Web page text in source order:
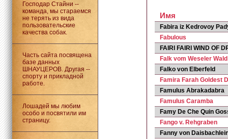
Господар Стайни --
команда, мы стараемся
не терять из вида
пользовательские
качества собак.
Часть сайта посвящена
базе данных
ШНАУЦЕРОВ. Другая --
спорту и прикладной
работе.
Лошадей мы любим
особо и посвятили им
страницу.
Имя
Fabira iz Kedrovoy
Fabulous
FAIRI FAIRI WIND OF
Falk vom Weseler Wald
Falko von Elberfeld
Famira Farah Goldest
Famulus Abrakadabra
Famulus Caramba
Famy De Che Quin
Fango v. Rehgraben
Fanny von